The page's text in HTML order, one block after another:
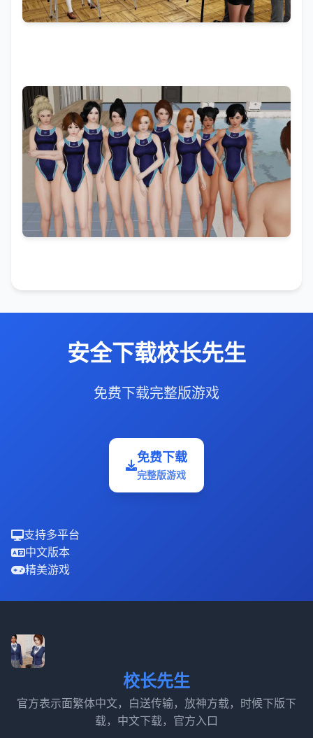
安全下载校长先生
免费下载完整版游戏
免费下载
完整版游戏
支持多平台
中文版本
精美游戏
校长先生
官方表示面繁体中文，白送传输，放神方载，时候下版下
载，中文下载，官方入口